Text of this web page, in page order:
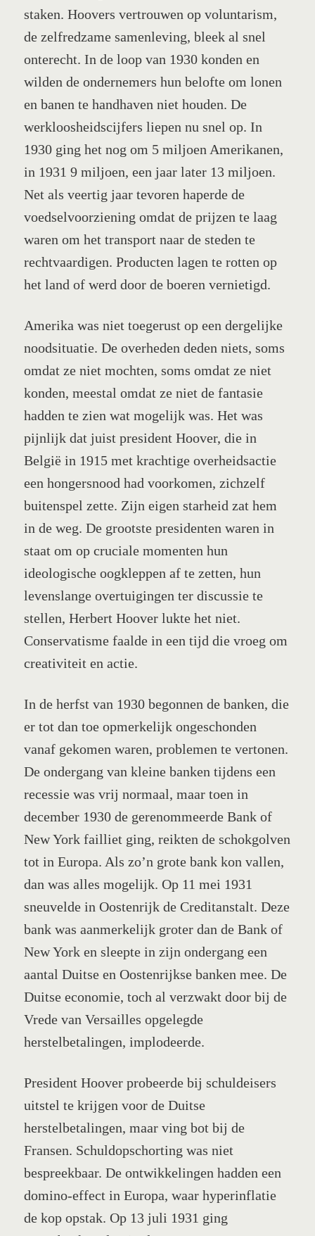
staken. Hoovers vertrouwen op voluntarism,
de zelfredzame samenleving, bleek al snel
onterecht. In de loop van 1930 konden en
wilden de ondernemers hun belofte om lonen
en banen te handhaven niet houden. De
werkloosheidscijfers liepen nu snel op. In
1930 ging het nog om 5 miljoen Amerikanen,
in 1931 9 miljoen, een jaar later 13 miljoen.
Net als veertig jaar tevoren haperde de
voedselvoorziening omdat de prijzen te laag
waren om het transport naar de steden te
rechtvaardigen. Producten lagen te rotten op
het land of werd door de boeren vernietigd.
Amerika was niet toegerust op een dergelijke
noodsituatie. De overheden deden niets, soms
omdat ze niet mochten, soms omdat ze niet
konden, meestal omdat ze niet de fantasie
hadden te zien wat mogelijk was. Het was
pijnlijk dat juist president Hoover, die in
België in 1915 met krachtige overheidsactie
een hongersnood had voorkomen, zichzelf
buitenspel zette. Zijn eigen starheid zat hem
in de weg. De grootste presidenten waren in
staat om op cruciale momenten hun
ideologische oogkleppen af te zetten, hun
levenslange overtuigingen ter discussie te
stellen, Herbert Hoover lukte het niet.
Conservatisme faalde in een tijd die vroeg om
creativiteit en actie.
In de herfst van 1930 begonnen de banken, die
er tot dan toe opmerkelijk ongeschonden
vanaf gekomen waren, problemen te vertonen.
De ondergang van kleine banken tijdens een
recessie was vrij normaal, maar toen in
december 1930 de gerenommeerde Bank of
New York failliet ging, reikten de schokgolven
tot in Europa. Als zo’n grote bank kon vallen,
dan was alles mogelijk. Op 11 mei 1931
sneuvelde in Oostenrijk de Creditanstalt. Deze
bank was aanmerkelijk groter dan de Bank of
New York en sleepte in zijn ondergang een
aantal Duitse en Oostenrijkse banken mee. De
Duitse economie, toch al verzwakt door bij de
Vrede van Versailles opgelegde
herstelbetalingen, implodeerde.
President Hoover probeerde bij schuldeisers
uitstel te krijgen voor de Duitse
herstelbetalingen, maar ving bot bij de
Fransen. Schuldopschorting was niet
bespreekbaar. De ontwikkelingen hadden een
domino-effect in Europa, waar hyperinflatie
de kop opstak. Op 13 juli 1931 ging